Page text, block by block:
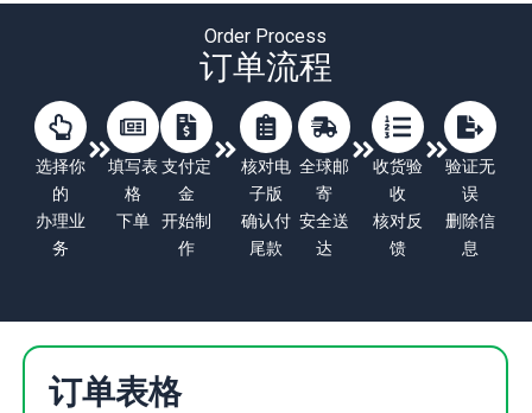
Order Process
订单流程
选择你
的
办理业
务
填写表
格
下单
支付定
金
开始制
作
核对电
子版
确认付
尾款
全球邮
寄
安全送
达
收货验
收
核对反
馈
验证无
误
删除信
息
订单表格